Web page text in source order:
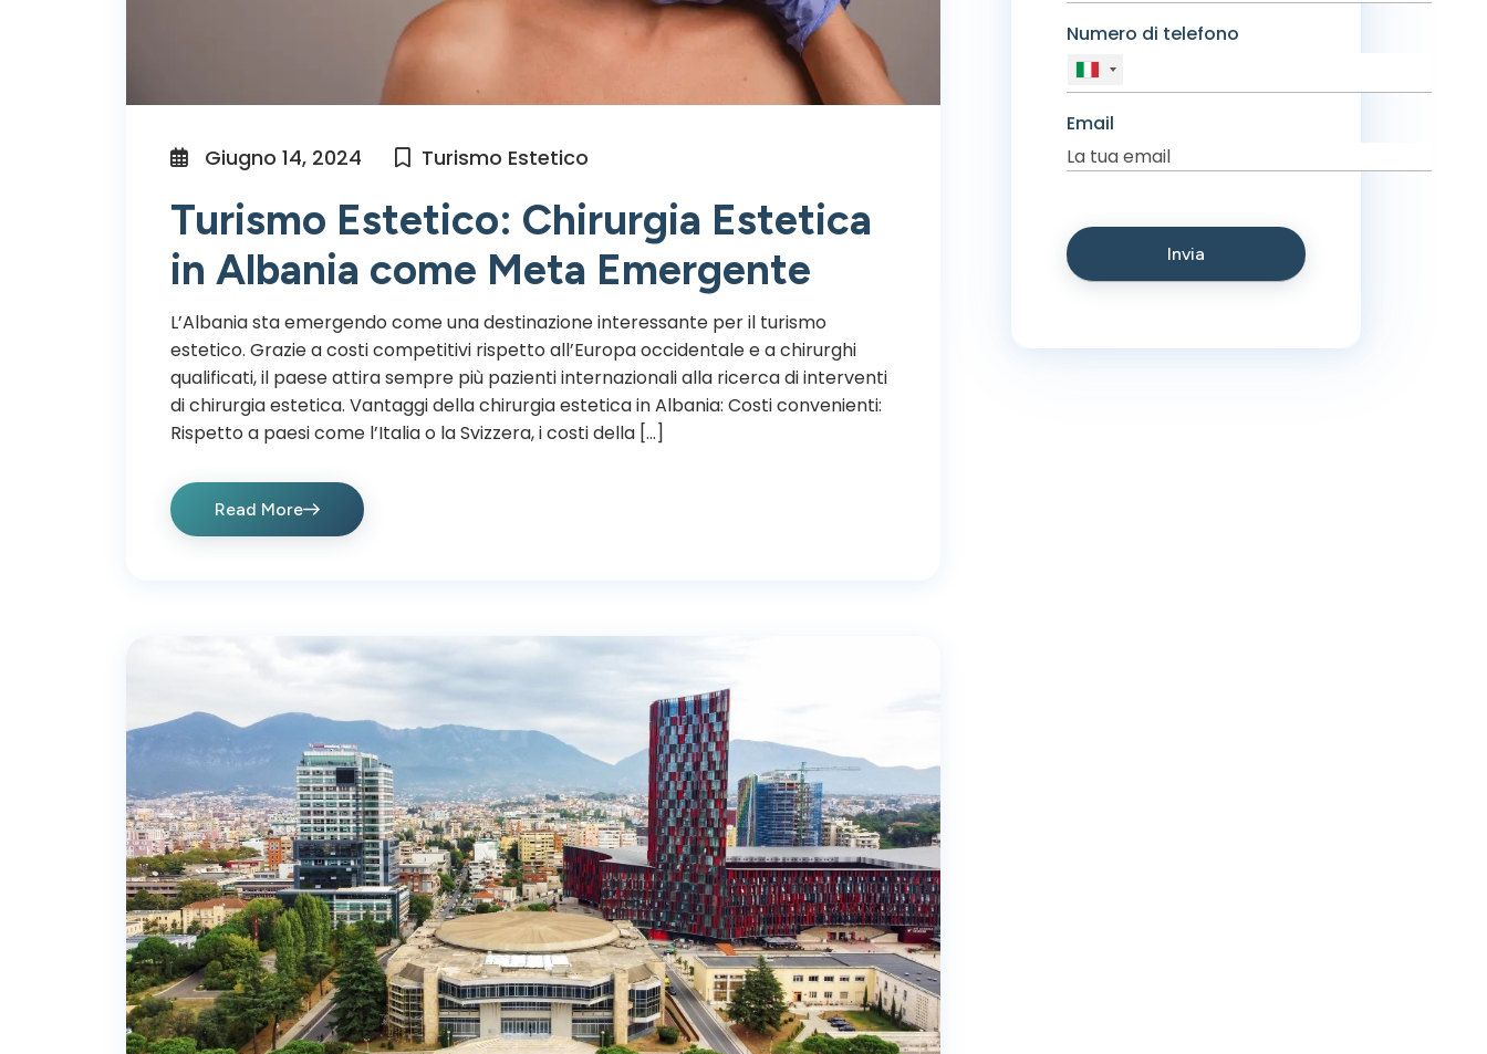
Giugno 14, 2024 Turismo Estetico
Turismo Estetico: Chirurgia Estetica
in Albania come Meta Emergente
L’Albania sta emergendo come una destinazione interessante per il turismo
estetico. Grazie a costi competitivi rispetto all’Europa occidentale e a chirurghi
qualificati, il paese attira sempre più pazienti internazionali alla ricerca di interventi
di chirurgia estetica. Vantaggi della chirurgia estetica in Albania: Costi convenienti:
Rispetto a paesi come l’Italia o la Svizzera, i costi della […]
Read More
Numero di telefono
Email